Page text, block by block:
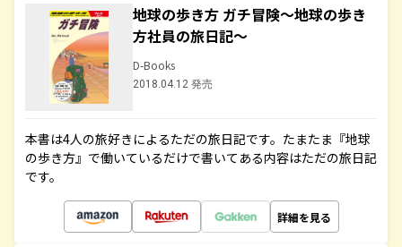
地球の歩き方 ガチ冒険～地球の歩き
方社員の旅日記～
D-Books
2018.04.12 発売
本書は4人の旅好きによるただの旅日記です。たまたま『地球
の歩き方』で働いているだけで書いてある内容はただの旅日記
です。
詳細を見る